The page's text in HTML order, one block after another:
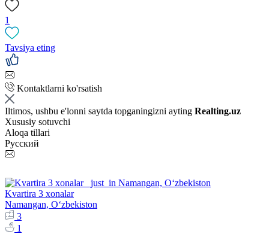
1
Tavsiya eting
Kontaktlarni ko'rsatish
Iltimos, ushbu e'lonni saytda topganingizni ayting Realting.uz
Xususiy sotuvchi
Aloqa tillari
Русский
Kvartira 3 xonalar
Namangan, Oʻzbekiston
3
1